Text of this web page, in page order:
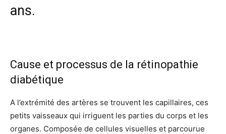
ans.
Cause et processus de la rétinopathie
diabétique
A l’extrémité des artères se trouvent les capillaires, ces
petits vaisseaux qui irriguent les parties du corps et les
organes. Composée de cellules visuelles et parcourue